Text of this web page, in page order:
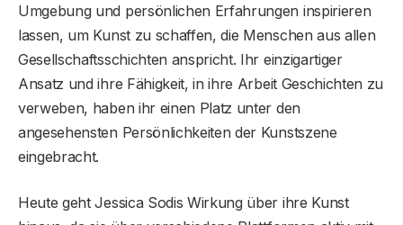
Umgebung und persönlichen Erfahrungen inspirieren
lassen, um Kunst zu schaffen, die Menschen aus allen
Gesellschaftsschichten anspricht. Ihr einzigartiger
Ansatz und ihre Fähigkeit, in ihre Arbeit Geschichten zu
verweben, haben ihr einen Platz unter den
angesehensten Persönlichkeiten der Kunstszene
eingebracht.
Heute geht Jessica Sodis Wirkung über ihre Kunst